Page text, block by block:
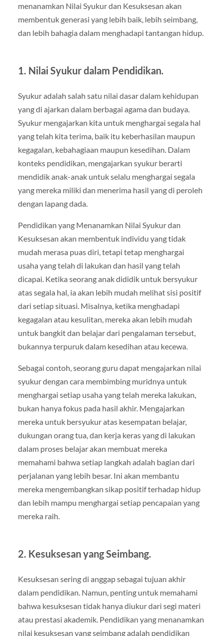
menanamkan Nilai Syukur dan Kesuksesan akan
membentuk generasi yang lebih baik, lebih seimbang,
dan lebih bahagia dalam menghadapi tantangan hidup.
1. Nilai Syukur dalam Pendidikan.
Syukur adalah salah satu nilai dasar dalam kehidupan
yang di ajarkan dalam berbagai agama dan budaya.
Syukur mengajarkan kita untuk menghargai segala hal
yang telah kita terima, baik itu keberhasilan maupun
kegagalan, kebahagiaan maupun kesedihan. Dalam
konteks pendidikan, mengajarkan syukur berarti
mendidik anak-anak untuk selalu menghargai segala
yang mereka miliki dan menerima hasil yang di peroleh
dengan lapang dada.
Pendidikan yang Menanamkan Nilai Syukur dan
Kesuksesan akan membentuk individu yang tidak
mudah merasa puas diri, tetapi tetap menghargai
usaha yang telah di lakukan dan hasil yang telah
dicapai. Ketika seorang anak dididik untuk bersyukur
atas segala hal, ia akan lebih mudah melihat sisi positif
dari setiap situasi. Misalnya, ketika menghadapi
kegagalan atau kesulitan, mereka akan lebih mudah
untuk bangkit dan belajar dari pengalaman tersebut,
bukannya terpuruk dalam kesedihan atau kecewa.
Sebagai contoh, seorang guru dapat mengajarkan nilai
syukur dengan cara membimbing muridnya untuk
menghargai setiap usaha yang telah mereka lakukan,
bukan hanya fokus pada hasil akhir. Mengajarkan
mereka untuk bersyukur atas kesempatan belajar,
dukungan orang tua, dan kerja keras yang di lakukan
dalam proses belajar akan membuat mereka
memahami bahwa setiap langkah adalah bagian dari
perjalanan yang lebih besar. Ini akan membantu
mereka mengembangkan sikap positif terhadap hidup
dan lebih mampu menghargai setiap pencapaian yang
mereka raih.
2. Kesuksesan yang Seimbang.
Kesuksesan sering di anggap sebagai tujuan akhir
dalam pendidikan. Namun, penting untuk memahami
bahwa kesuksesan tidak hanya diukur dari segi materi
atau prestasi akademik. Pendidikan yang menanamkan
nilai kesuksesan yang seimbang adalah pendidikan